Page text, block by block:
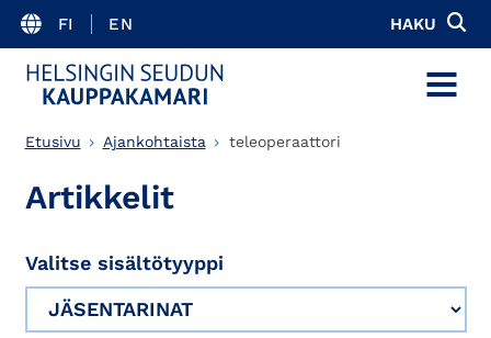
FI EN HAKU
MENU
Etusivu Ajankohtaista teleoperaattori
Artikkelit
Valitse sisältötyyppi